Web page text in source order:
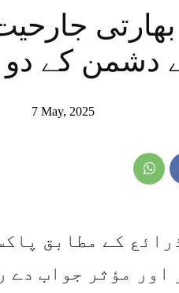
دشمن کے دو
7 May, 2025
کے مطابق
مؤثر جواب دے